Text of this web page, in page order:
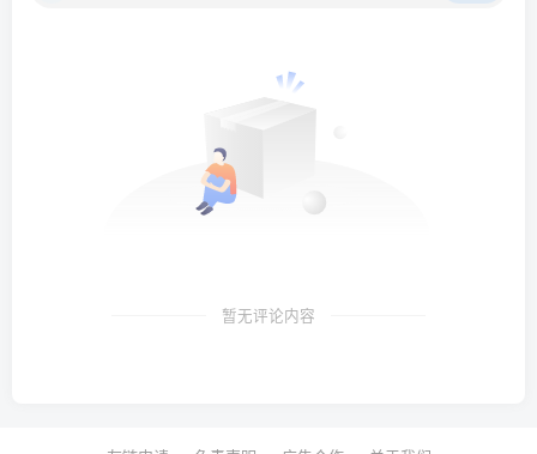
暂无评论内容